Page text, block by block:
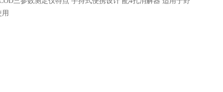
用